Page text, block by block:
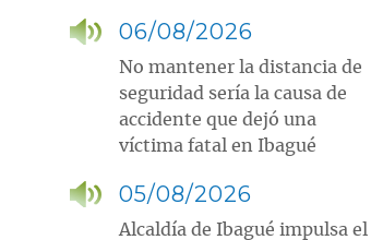
06/08/2026
No mantener la distancia de
seguridad sería la causa de
accidente que dejó una
víctima fatal en Ibagué
05/08/2026
Alcaldía de Ibagué impulsa el